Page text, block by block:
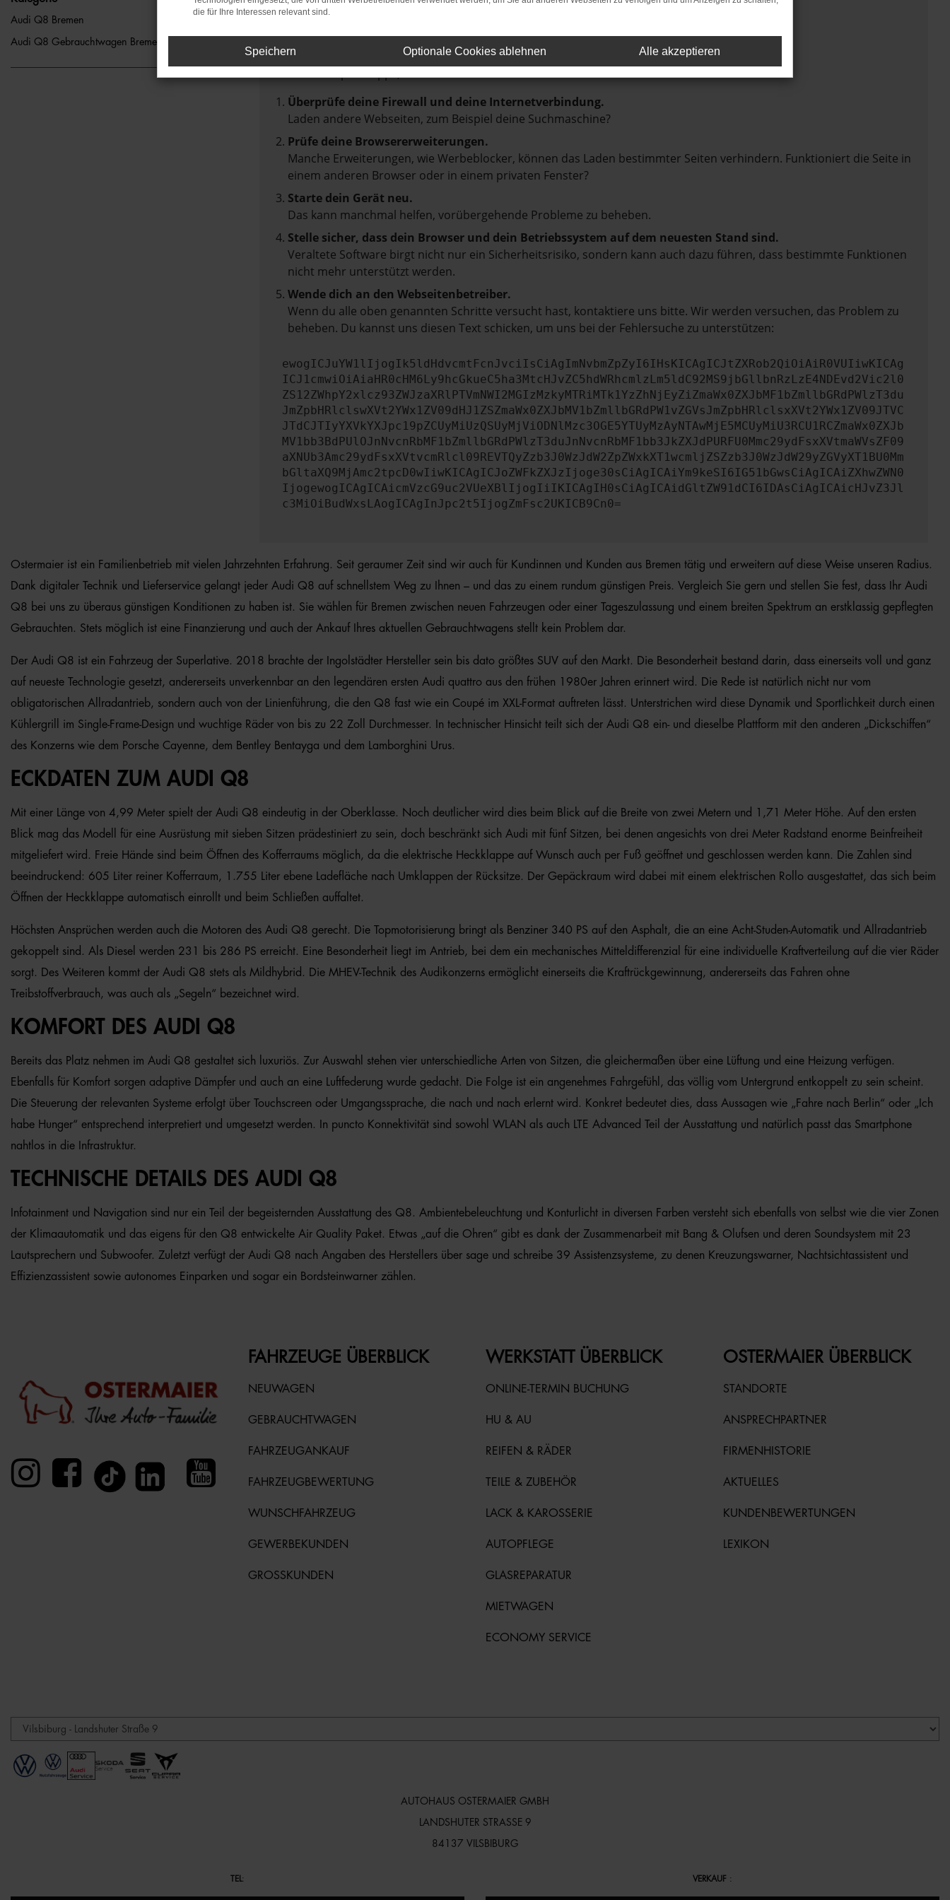
Audi Q8 Bremen
Audi Q8 Gebrauchtwagen Bremen
Beim Laden ist ein Fehler aufgetreten.
Hier sind ein paar Tipps, die dir helfen können:
Überprüfe deine Firewall und deine Internetverbindung.
Laden andere Webseiten, zum Beispiel deine Suchmaschine?
Prüfe deine Browsererweiterungen.
Manche Erweiterungen, wie Werbeblocker, können das Laden bestimmter Seiten verhindern. Funktioniert die Seite in
einem anderen Browser oder in einem privaten Fenster?
Starte dein Gerät neu.
Das kann manchmal helfen, vorübergehende Probleme zu beheben.
Stelle sicher, dass dein Browser und dein Betriebssystem auf dem neuesten Stand sind.
Veraltete Software birgt nicht nur ein Sicherheitsrisiko, sondern kann auch dazu führen, dass bestimmte Funktionen
nicht mehr unterstützt werden.
Wende dich an den Webseitenbetreiber.
Wenn du alle oben genannten Schritte versucht hast, kontaktiere uns bitte. Wir werden versuchen, das Problem zu
beheben. Du kannst uns diesen Text schicken, um uns bei der Fehlersuche zu unterstützen:
ewogICJuYW1lIjogIk5ldHdvcmtFcnJvciIsCiAgImNvbmZpZyI6IHsKICAgICJtZXRob2QiOiAiR0VUIiwKICAg
ICJ1cmwiOiAiaHR0cHM6Ly9hcGkueC5ha3MtcHJvZC5hdWRhcmlzLm5ldC92MS9jbGllbnRzLzE4NDEvd2Vic2l0
ZS12ZWhpY2xlcz93ZWJzaXRlPTVmNWI2MGIzMzkyMTRiMTk1YzZhNjEyZiZmaWx0ZXJbMF1bZmllbGRdPWlzT3du
JmZpbHRlclswXVt2YWx1ZV09dHJ1ZSZmaWx0ZXJbMV1bZmllbGRdPW1vZGVsJmZpbHRlclsxXVt2YWx1ZV09JTVC
JTdCJTIyYXVkYXJpc19pZCUyMiUzQSUyMjViODNlMzc3OGE5YTUyMzAyNTAwMjE5MCUyMiU3RCU1RCZmaWx0ZXJb
MV1bb3BdPUlOJnNvcnRbMF1bZmllbGRdPWlzT3duJnNvcnRbMF1bb3JkZXJdPURFU0Mmc29ydFsxXVtmaWVsZF09
aXNUb3Amc29ydFsxXVtvcmRlcl09REVTQyZzb3J0WzJdW2ZpZWxkXT1wcmljZSZzb3J0WzJdW29yZGVyXT1BU0Mm
bGltaXQ9MjAmc2tpcD0wIiwKICAgICJoZWFkZXJzIjoge30sCiAgICAiYm9keSI6IG51bGwsCiAgICAiZXhwZWN0
IjogewogICAgICAicmVzcG9uc2VUeXBlIjogIiIKICAgIH0sCiAgICAidGltZW91dCI6IDAsCiAgICAicHJvZ3Jl
c3MiOiBudWxsLAogICAgInJpc2t5IjogZmFsc2UKICB9Cn0=
Ostermaier ist ein Familienbetrieb mit vielen Jahrzehnten Erfahrung. Seit geraumer Zeit sind wir auch für Kundinnen und Kunden aus Bremen tätig und erweitern auf diese Weise unseren Radius.
Dank digitaler Technik und Lieferservice gelangt jeder Audi Q8 auf schnellstem Weg zu Ihnen – und das zu einem rundum günstigen Preis. Vergleich Sie gern und stellen Sie fest, dass Ihr Audi
Q8 bei uns zu überaus günstigen Konditionen zu haben ist. Sie wählen für Bremen zwischen neuen Fahrzeugen oder einer Tageszulassung und einem breiten Spektrum an erstklassig gepflegten
Gebrauchten. Stets möglich ist eine Finanzierung und auch der Ankauf Ihres aktuellen Gebrauchtwagens stellt kein Problem dar.
Der Audi Q8 ist ein Fahrzeug der Superlative. 2018 brachte der Ingolstädter Hersteller sein bis dato größtes SUV auf den Markt. Die Besonderheit bestand darin, dass einerseits voll und ganz
auf neueste Technologie gesetzt, andererseits unverkennbar an den legendären ersten Audi quattro aus den frühen 1980er Jahren erinnert wird. Die Rede ist natürlich nicht nur vom
obligatorischen Allradantrieb, sondern auch von der Linienführung, die den Q8 fast wie ein Coupé im XXL-Format auftreten lässt. Unterstrichen wird diese Dynamik und Sportlichkeit durch einen
Kühlergrill im Single-Frame-Design und wuchtige Räder von bis zu 22 Zoll Durchmesser. In technischer Hinsicht teilt sich der Audi Q8 ein- und dieselbe Plattform mit den anderen „Dickschiffen“
des Konzerns wie dem Porsche Cayenne, dem Bentley Bentayga und dem Lamborghini Urus.
ECKDATEN ZUM AUDI Q8
Mit einer Länge von 4,99 Meter spielt der Audi Q8 eindeutig in der Oberklasse. Noch deutlicher wird dies beim Blick auf die Breite von zwei Metern und 1,71 Meter Höhe. Auf den ersten
Blick mag das Modell für eine Ausrüstung mit sieben Sitzen prädestiniert zu sein, doch beschränkt sich Audi mit fünf Sitzen, bei denen angesichts von drei Meter Radstand enorme Beinfreiheit
mitgeliefert wird. Freie Hände sind beim Öffnen des Kofferraums möglich, da die elektrische Heckklappe auf Wunsch auch per Fuß geöffnet und geschlossen werden kann. Die Zahlen sind
beeindruckend: 605 Liter reiner Kofferraum, 1.755 Liter ebene Ladefläche nach Umklappen der Rücksitze. Der Gepäckraum wird dabei mit einem elektrischen Rollo ausgestattet, das sich beim
Öffnen der Heckklappe automatisch einrollt und beim Schließen auffaltet.
Höchsten Ansprüchen werden auch die Motoren des Audi Q8 gerecht. Die Topmotorisierung bringt als Benziner 340 PS auf den Asphalt, die an eine Acht-Studen-Automatik und Allradantrieb
gekoppelt sind. Als Diesel werden 231 bis 286 PS erreicht. Eine Besonderheit liegt im Antrieb, bei dem ein mechanisches Mitteldifferenzial für eine individuelle Kraftverteilung auf die vier Räder
sorgt. Des Weiteren kommt der Audi Q8 stets als Mildhybrid. Die MHEV-Technik des Audikonzerns ermöglicht einerseits die Kraftrückgewinnung, andererseits das Fahren ohne
Treibstoffverbrauch, was auch als „Segeln“ bezeichnet wird.
KOMFORT DES AUDI Q8
Bereits das Platz nehmen im Audi Q8 gestaltet sich luxuriös. Zur Auswahl stehen vier unterschiedliche Arten von Sitzen, die gleichermaßen über eine Lüftung und eine Heizung verfügen.
Ebenfalls für Komfort sorgen adaptive Dämpfer und auch an eine Luftfederung wurde gedacht. Die Folge ist ein angenehmes Fahrgefühl, das völlig vom Untergrund entkoppelt zu sein scheint.
Die Steuerung der relevanten Systeme erfolgt über Touchscreen oder Umgangssprache, die nach und nach erlernt wird. Konkret bedeutet dies, dass Aussagen wie „Fahre nach Berlin“ oder „Ich
habe Hunger“ entsprechend interpretiert und umgesetzt werden. In puncto Konnektivität sind sowohl WLAN als auch LTE Advanced Teil der Ausstattung und natürlich passt das Smartphone
nahtlos in die Infrastruktur.
TECHNISCHE DETAILS DES AUDI Q8
Infotainment und Navigation sind nur ein Teil der begeisternden Ausstattung des Q8. Ambientebeleuchtung und Konturlicht in diversen Farben versteht sich ebenfalls von selbst wie die vier Zonen
der Klimaautomatik und das eigens für den Q8 entwickelte Air Quality Paket. Etwas „auf die Ohren“ gibt es dank der Zusammenarbeit mit Bang & Olufsen und deren Soundsystem mit 23
Lautsprechern und Subwoofer. Zuletzt verfügt der Audi Q8 nach Angaben des Herstellers über sage und schreibe 39 Assistenzsysteme, zu denen Kreuzungswarner, Nachtsichtassistent und
Effizienzassistent sowie autonomes Einparken und sogar ein Bordsteinwarner zählen.
FAHRZEUGE ÜBERBLICK
NEUWAGEN
GEBRAUCHTWAGEN
FAHRZEUGANKAUF
FAHRZEUGBEWERTUNG
WUNSCHFAHRZEUG
GEWERBEKUNDEN
GROSSKUNDEN
WERKSTATT ÜBERBLICK
ONLINE-TERMIN BUCHUNG
HU & AU
REIFEN & RÄDER
TEILE & ZUBEHÖR
LACK & KAROSSERIE
AUTOPFLEGE
GLASREPARATUR
MIETWAGEN
ECONOMY SERVICE
OSTERMAIER ÜBERBLICK
STANDORTE
ANSPRECHPARTNER
FIRMENHISTORIE
AKTUELLES
KUNDENBEWERTUNGEN
LEXIKON
AUTOHAUS OSTERMAIER GMBH
LANDSHUTER STRASSE 9
84137 VILSBIBURG
TEL : VERKAUF :
die für Ihre Interessen relevant sind.
Speichern Optionale Cookies ablehnen Alle akzeptieren